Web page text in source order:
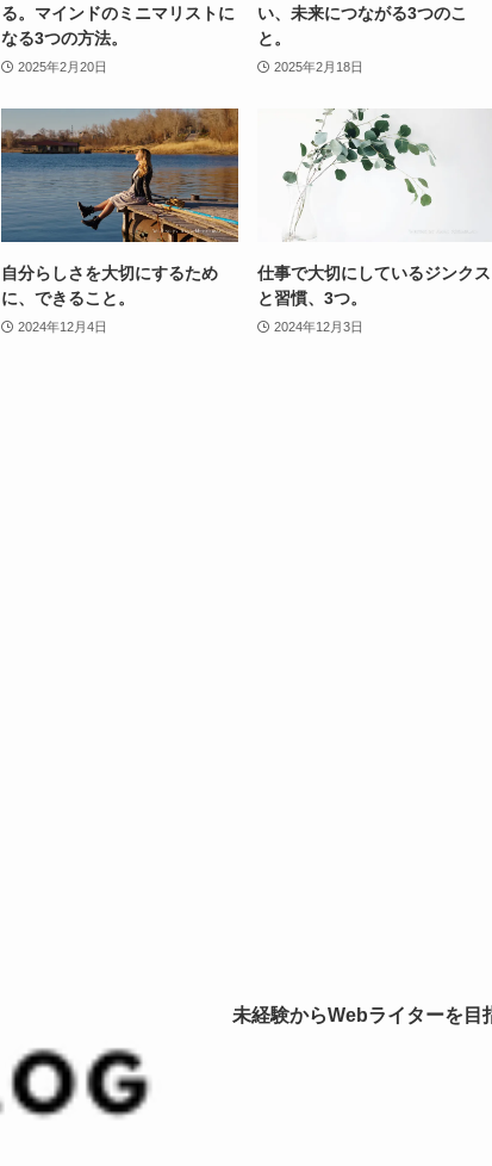
る。マインドのミニマリストに
なる3つの方法。
2025年2月20日
い、未来につながる3つのこ
と。
2025年2月18日
自分らしさを大切にするため
に、できること。
2024年12月4日
仕事で大切にしているジンクス
と習慣、3つ。
2024年12月3日
未経験からWebライターを目